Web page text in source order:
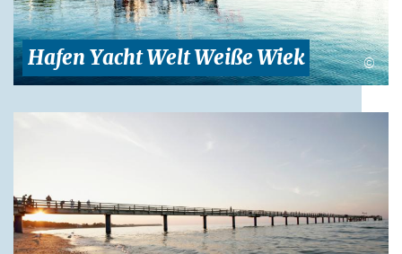
Hafen Yacht Welt Weiße Wiek ©